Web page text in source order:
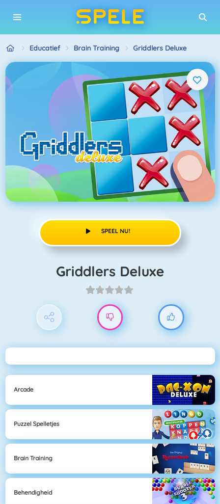
Educatief Brain Training Griddlers Deluxe
SPEEL NU!
Griddlers Deluxe
Arcade
Puzzel Spelletjes
Brain Training
Behendigheid